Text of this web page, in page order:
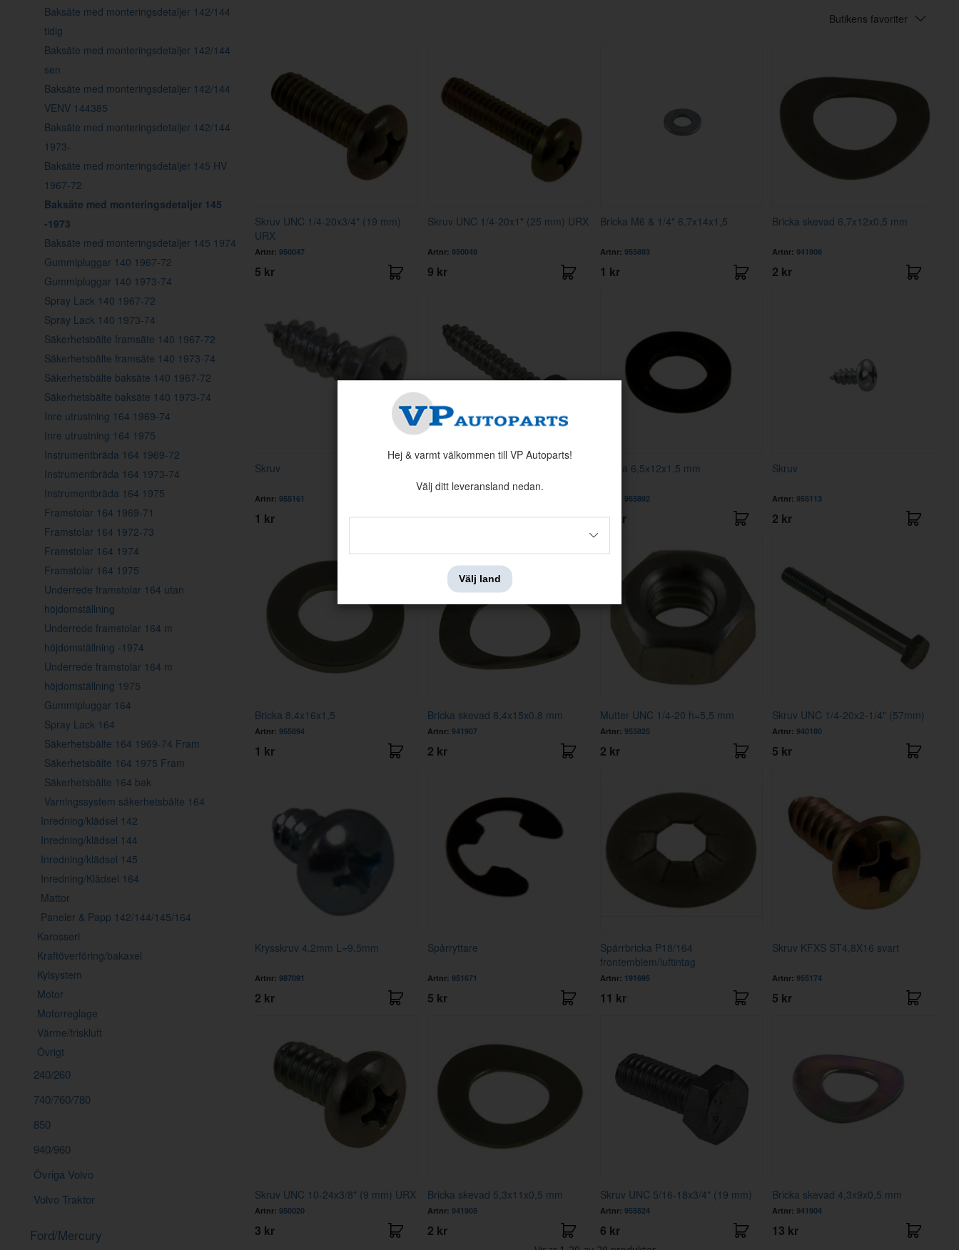
Baksäte med monteringsdetaljer 142/144
tidig
Baksäte med monteringsdetaljer 142/144
sen
Baksäte med monteringsdetaljer 142/144
VENV 144385
Baksäte med monteringsdetaljer 142/144
1973-
Baksäte med monteringsdetaljer 145 HV
1967-72
Baksäte med monteringsdetaljer 145
-1973
Baksäte med monteringsdetaljer 145 1974
Gummipluggar 140 1967-72
Gummipluggar 140 1973-74
Spray Lack 140 1967-72
Spray Lack 140 1973-74
Säkerhetsbälte framsäte 140 1967-72
Säkerhetsbälte framsäte 140 1973-74
Säkerhetsbälte baksäte 140 1967-72
Säkerhetsbälte baksäte 140 1973-74
Inre utrustning 164 1969-74
Inre utrustning 164 1975
Instrumentbräda 164 1969-72
Instrumentbräda 164 1973-74
Instrumentbräda 164 1975
Framstolar 164 1969-71
Framstolar 164 1972-73
Framstolar 164 1974
Framstolar 164 1975
Underrede framstolar 164 utan
höjdomställning
Underrede framstolar 164 m
höjdomställning -1974
Underrede framstolar 164 m
höjdomställning 1975
Gummipluggar 164
Spray Lack 164
Säkerhetsbälte 164 1969-74 Fram
Säkerhetsbälte 164 1975 Fram
Säkerhetsbälte 164 bak
Varningssystem säkerhetsbälte 164
Inredning/klädsel 142
Inredning/klädsel 144
Inredning/klädsel 145
Inredning/Klädsel 164
Mattor
Paneler & Papp 142/144/145/164
Karosseri
Kraftöverföring/bakaxel
Kylsystem
Motor
Motorreglage
Värme/friskluft
Övrigt
240/260
740/760/780
850
940/960
Övriga Volvo
Volvo Traktor
Ford/Mercury
Butikens favoriter
Skruv UNC 1/4-20x3/4" (19 mm)
URX
Artnr: 950047
5 kr
Skruv UNC 1/4-20x1" (25 mm) URX
Artnr: 950049
9 kr
Bricka M6 & 1/4" 6,7x14x1,5
Artnr: 955893
1 kr
Bricka skevad 6,7x12x0,5 mm
Artnr:941906
2 kr
Skruv
Artnr: 955161
1 kr
ända
Bricka 6,5x12x1,5 mm
955892
10 kr
Skruv
Artnr:955113
2 kr
Bricka 8,4x16x1,5
Artnr: 955894
1 kr
Bricka skevad 8,4x15x0,8 mm
Artnr: 941907
2 kr
Mutter UNC 1/4-20 h=5,5 mm
Artnr: 955825
2 kr
Skruv UNC 1/4-20x2-1/4" (57mm)
Artnr:940180
5 kr
Krysskruv 4,2mm L=9,5mm
Artnr: 987091
2 kr
Spårryttare
Artnr: 951671
5 kr
Spärrbricka P18/164
frontemblem/luftintag
Artnr: 191695
11 kr
Skruv KFXS ST4,8X16 svart
Artnr:955174
5 kr
Skruv UNC 10-24x3/8" (9 mm) URX
Artnr: 950020
3 kr
Bricka skevad 5,3x11x0,5 mm
Artnr: 941905
2 kr
Skruv UNC 5/16-18x3/4" (19 mm)
Artnr: 955524
6 kr
Bricka skevad 4,3x9x0,5 mm
Artnr:941904
13 kr
Hej & varmt välkommen till VP Autoparts!
Välj ditt leveransland nedan.
Välj land